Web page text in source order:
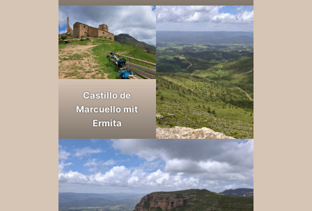
Castillo de
Marcuello mit
Ermita